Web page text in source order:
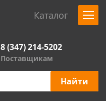
Каталог
8 (347) 214-5202
Поставщикам